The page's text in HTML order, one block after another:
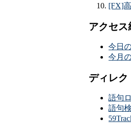
[FX]
アクセス
今日
今月
ディレク
語句
語句